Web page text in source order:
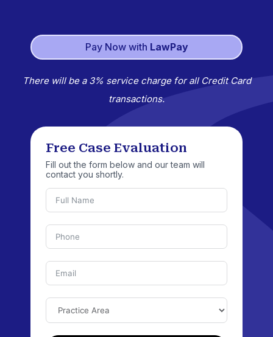
Pay Now with LawPay
There will be a 3% service charge for all Credit Card
transactions.
Free Case Evaluation
Fill out the form below and our team will
contact you shortly.